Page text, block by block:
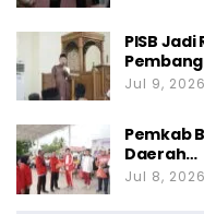
PISB
Jul 9, 2026
Pemkab
Daerah…
Jul 8, 2026